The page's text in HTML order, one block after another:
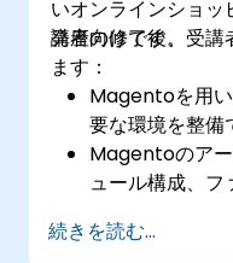
いオンラインショ
発者向けです。
講座の修了後、受講
ます：
Magentoを用
要な環境を整備
Magentoのア
ュール構成、フ
カスタマイズし
続きを読む...